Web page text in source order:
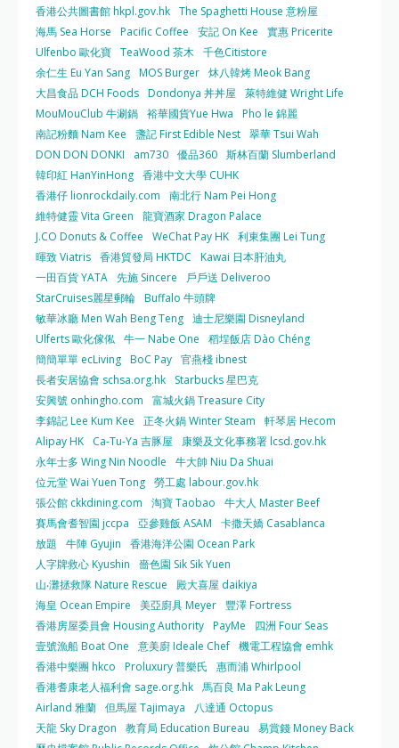
香港公共圖書館 hkpl.gov.hk The Spaghetti House 意粉屋
海馬 Sea Horse
Pacific Coffee 安記 On Kee
實惠 Pricerite
Ulfenbo 歐化寶 TeaWood 茶木 千色Citistore
余仁生 Eu Yan Sang MOS Burger 炑八韓烤 Meok Bang
大昌食品 DCH Foods Dondonya 丼丼屋
萊特維健 Wright Life
MouMouClub 牛涮鍋 裕華國貨Yue Hwa
Pho le 錦麗
南記粉麵 Nam Kee
盞記 First Edible Nest 翠華 Tsui Wah
DON DON DONKI
am730 優品360 斯林百蘭 Slumberland
韓印紅 HanYinHong 香港中文大學 CUHK
香港仔 lionrockdaily.com
南北行 Nam Pei Hong
維特健靈 Vita Green
龍寶酒家 Dragon Palace
J.CO Donuts & Coffee
WeChat Pay HK 利東集團 Lei Tung
暉致 Viatris 香港貿發局 HKTDC
Kawai 日本肝油丸
一田百貨 YATA 先施 Sincere
戶戶送 Deliveroo
StarCruises麗星郵輪 Buffalo 牛頭牌
敏華冰廳 Men Wah Beng Teng 迪士尼樂園 Disneyland
Ulferts 歐化傢俬 牛一 Nabe One
稻埕飯店 Dào Chéng
簡簡單單 ecLiving BoC Pay 官燕棧 ibnest
長者安居協會 schsa.org.hk
Starbucks 星巴克
安興號 onhingho.com
富城火鍋 Treasure City
李錦記 Lee Kum Kee
正冬火鍋 Winter Steam
軒琴居 Hecom
Alipay HK
Ca-Tu-Ya 吉豚屋
康樂及文化事務署 lcsd.gov.hk
永年士多 Wing Nin Noodle
牛大帥 Niu Da Shuai
位元堂 Wai Yuen Tong 勞工處 labour.gov.hk
張公館 ckkdining.com
淘寶 Taobao
牛大人 Master Beef
賽馬會耆智園 jccpa
亞參雞飯 ASAM
卡撒天嬌 Casablanca
放題
牛陣 Gyujin
香港海洋公園 Ocean Park
人字牌救心 Kyushin
嗇色園 Sik Sik Yuen
山‧灘拯救隊 Nature Rescue
殿大喜屋 daikiya
海皇 Ocean Empire
美亞廚具 Meyer 豐澤 Fortress
香港房屋委員會 Housing Authority PayMe
四洲 Four Seas
壹號漁船 Boat One
意美廚 Ideale Chef 機電工程協會 emhk
香港中樂團 hkco
Proluxury 普樂氏
惠而浦 Whirlpool
香港耆康老人福利會 sage.org.hk 馬百良 Ma Pak Leung
Airland 雅蘭 但馬屋 Tajimaya
八達通 Octopus
天龍 Sky Dragon
教育局 Education Bureau
易賞錢 Money Back